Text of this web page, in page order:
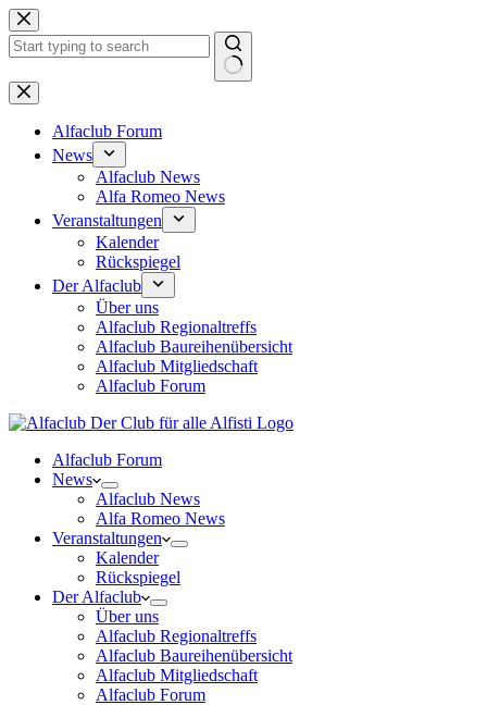
Zum
Inhalt
springen
Keine
Ergebnisse
Alfaclub Forum
News
Alfaclub News
Alfa Romeo News
Veranstaltungen
Kalender
Rückspiegel
Der Alfaclub
Über uns
Alfaclub Regionaltreffs
Alfaclub Baureihenübersicht
Alfaclub Mitgliedschaft
Alfaclub Forum
Alfaclub Forum
News
Alfaclub News
Alfa Romeo News
Veranstaltungen
Kalender
Rückspiegel
Der Alfaclub
Über uns
Alfaclub Regionaltreffs
Alfaclub Baureihenübersicht
Alfaclub Mitgliedschaft
Alfaclub Forum